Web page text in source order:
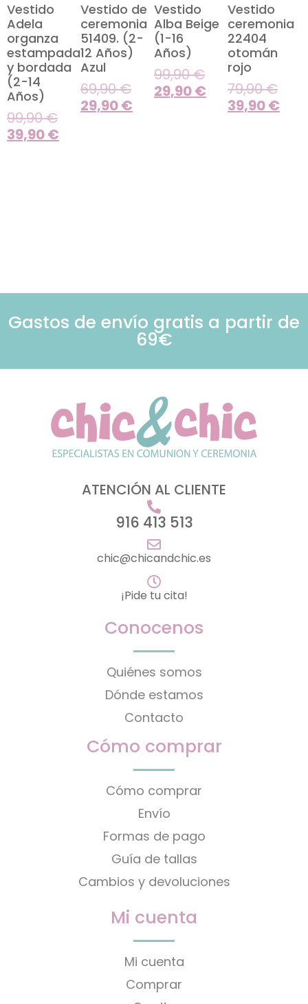
Vestido
Adela
organza
estampada
y bordada
(2-14
Años)
99,90€
39,90€
Vestido
ceremonia
22404
otomán
rojo
79,90€
39,90€
Vestido de
ceremonia
51409. (2-
12 Años)
Azul
69,90€
29,90€
Vestido
Alba Beige
(1-16
Años)
99,90€
29,90€
Gastos de envío gratis a partir de
69€
ATENCIÓN AL CLIENTE
916 413 513
chic@chicandchic.es
¡Pide tu cita!
Conocenos
Quiénes somos
Dónde estamos
Contacto
Cómo comprar
Cómo comprar
Envío
Formas de pago
Guía de tallas
Cambios y devoluciones
Mi cuenta
Mi cuenta
Comprar